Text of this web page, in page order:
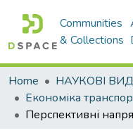
Communities
& Collections
Home